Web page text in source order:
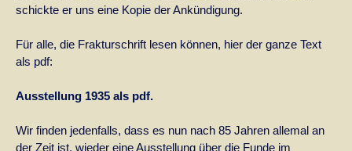
schickte er uns eine Kopie der Ankündigung.
Für alle, die Frakturschrift lesen können, hier der ganze Text
als pdf:
Ausstellung 1935 als pdf.
Wir finden jedenfalls, dass es nun nach 85 Jahren allemal an
der Zeit ist, wieder eine Ausstellung über die Funde im